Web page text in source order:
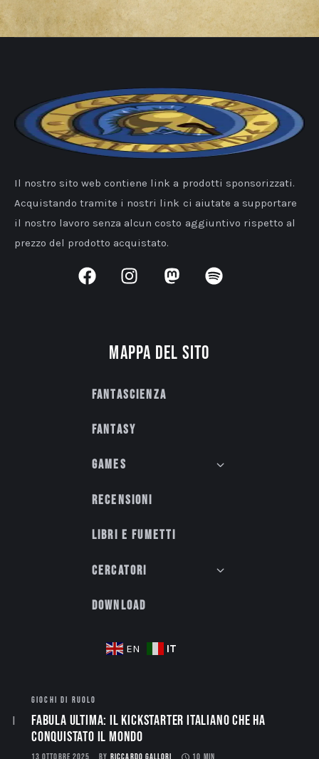
Il nostro sito web contiene link a prodotti sponsorizzati.
Acquistando tramite i nostri link ci aiutate a supportare
il nostro lavoro senza alcun costo aggiuntivo rispetto al
prezzo del prodotto acquistato.
Mappa del sito
Fantascienza
Fantasy
Games
Recensioni
Libri e fumetti
Cercatori
Download
EN IT
GIOCHI DI RUOLO
Fabula Ultima: il Kickstarter italiano che ha
conquistato il mondo